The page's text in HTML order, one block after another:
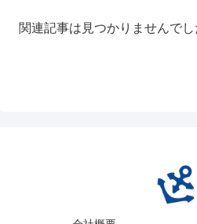
関連記事は見つかりませんでし